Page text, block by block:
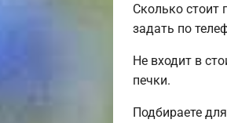
Сколько стоит
задать по
Не входит в
печки.
Подбираете